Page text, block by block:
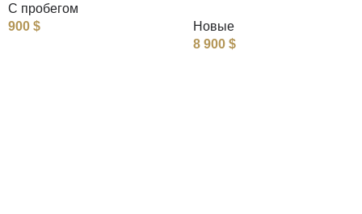
С пробегом
900 $
Новые
8 900 $